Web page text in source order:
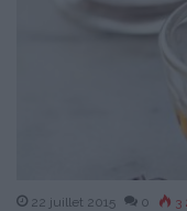
22 juillet 2015 0 3